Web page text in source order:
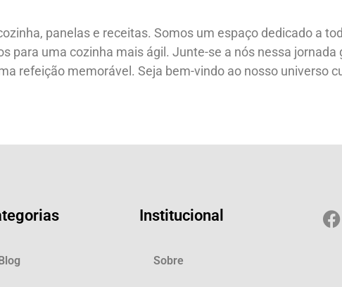
panelas e receitas. Somos um espaço dedicado a
para uma cozinha mais ágil. Junte-se a nós nessa jornada
refeição memorável. Seja bem-vindo ao nosso universo
Institucional
Sobre